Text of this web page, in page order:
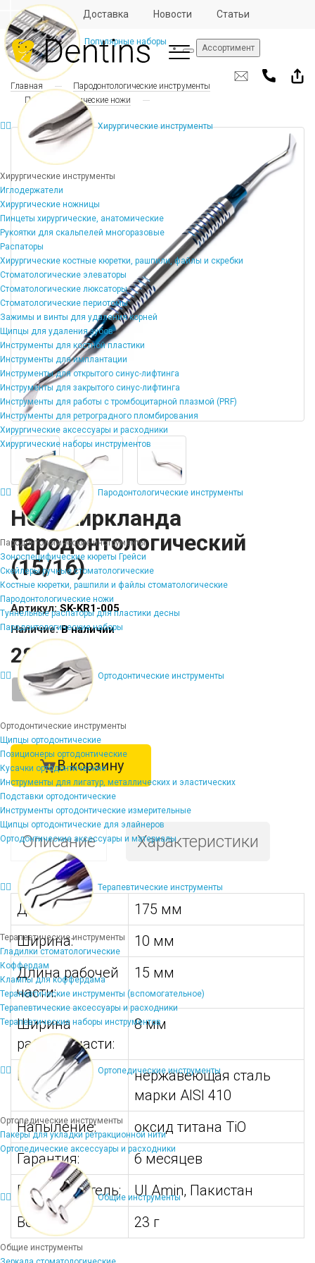
Отзывы Доставка Новости Статьи
Ассортимент
Популярные наборы
Хирургические инструменты
Хирургические инструменты
Иглодержатели
Хирургические ножницы
Пинцеты хирургические, анатомические
Рукоятки для скальпелей многоразовые
Распаторы
Хирургические костные кюретки, рашпили, файлы и скребки
Стоматологические элеваторы
Стоматологические люксаторы
Стоматологические периотомы
Зажимы и винты для удаления корней
Щипцы для удаления зубов
Инструменты для костной пластики
Инструменты для имплантации
Инструменты для открытого синус-лифтинга
Инструменты для закрытого синус-лифтинга
Инструменты для работы с тромбоцитарной плазмой (PRF)
Инструменты для ретроградного пломбирования
Хирургические аксессуары и расходники
Хирургические наборы инструментов
Пародонтологические инструменты
Пародонтологические инструменты
Зоноспецифические кюреты Грейси
Скейлеры ручные стоматологические
Костные кюретки, рашпили и файлы стоматологические
Пародонтологические ножи
Туннельные распаторы для пластики десны
Пародонтологические наборы
Ортодонтические инструменты
Ортодонтические инструменты
Щипцы ортодонтические
Позиционеры ортодонтические
Кусачки ортодонтические
Инструменты для лигатур, металлических и эластических
Подставки ортодонтические
Инструменты ортодонтические измерительные
Щипцы ортодонтические для элайнеров
Ортодонтические аксессуары и материалы
Терапевтические инструменты
Терапевтические инструменты
Гладилки стоматологические
Коффердам
Клампы для коффердама
Терапевтические инструменты (вспомогательное)
Терапевтические аксессуары и расходники
Терапевтические наборы инструментов
Ортопедические инструменты
Ортопедические инструменты
Пакеры для укладки ретракционной нити
Ортопедические аксессуары и расходники
Общие инструменты
Общие инструменты
Главная
Пародонтологические инструменты
Пародонтологические ножи
Нож Киркланда
пародонтологический
(15/16)
Артикул:SK-KR1-005
Наличие:В наличии
2803 ₽
- +
В корзину
Описание Характеристики
Длина:
175 мм
Ширина:
10 мм
Длина рабочей
части:
15 мм
Ширина
рабочей части:
8 мм
Материал:
нержавеющая сталь
марки AISI 410
Напыление:
оксид титана TiO
Гарантия:
6 месяцев
Производитель:
Ul Amin, Пакистан
Вес:
23 г